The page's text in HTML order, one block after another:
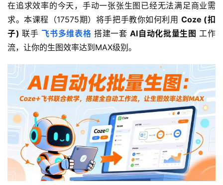
在追求效率的今天，手动一张张生图已经无法满足商业需
求。本课程（17575期）将手把手教你如何利用 Coze (扣
子) 联手 飞书多维表格 搭建一套 AI自动化批量生图 工作
流，让你的生图效率达到MAX级别。